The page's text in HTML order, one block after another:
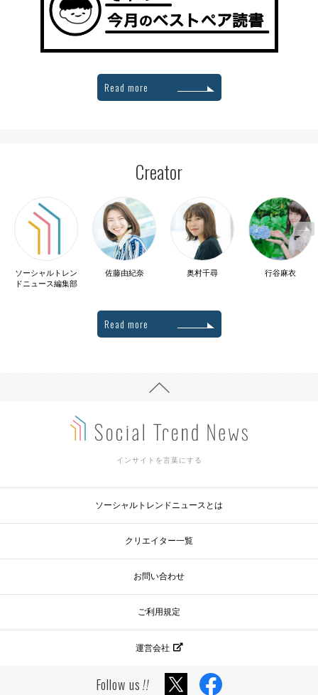
Read more
Creator
ソーシャルトレン
ドニュース編集部
佐藤由紀奈 奥村千尋 行谷麻衣
Read more
インサイトを言葉にする
ソーシャルトレンドニュースとは
クリエイター一覧
お問い合わせ
ご利用規定
運営会社
Follow us!!